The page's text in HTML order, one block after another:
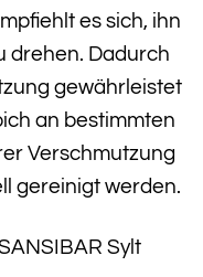
es sich, ihn
drehen. Dadurch
gewährleistet
an bestimmten
Verschmutzung
gereinigt werden.
Sylt